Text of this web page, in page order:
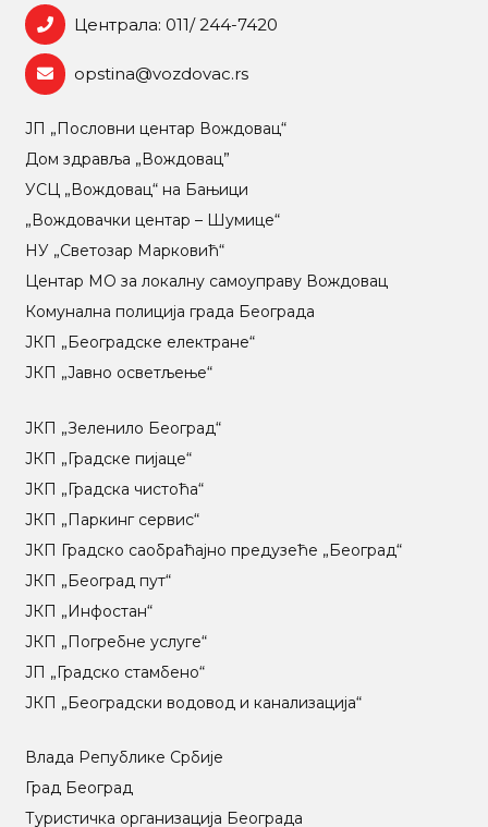
Централа: 011/ 244-7420
opstina@vozdovac.rs
ЈП „Пословни центар Вождовац“
Дом здравља „Вождовац”
УСЦ „Вождовац“ на Бањици
„Вождовачки центар – Шумице“
НУ „Светозар Марковић“
Центар МO за локалну самоуправу Вождовац
Комунална полиција града Београда
ЈКП „Београдске електране“
ЈКП „Јавно осветљење“
ЈКП „Зеленило Београд“
ЈКП „Градске пијаце“
ЈКП „Градска чистоћа“
ЈКП „Паркинг сервис“
ЈКП Градско саобраћајно предузеће „Београд“
ЈКП „Београд пут“
ЈКП „Инфостан“
ЈКП „Погребне услуге“
ЈП „Градско стамбено“
ЈКП „Београдски водовод и канализација“
Влада Републике Србије
Град Београд
Туристичка организација Београда